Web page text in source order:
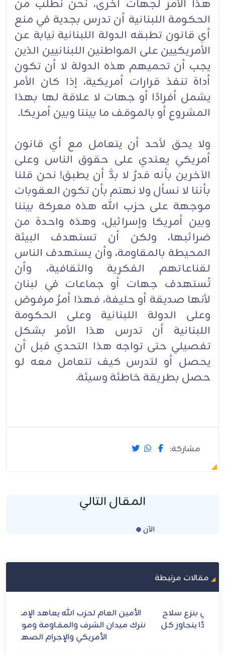
هذا الأمر لجهات أخرى، نحن نطلب من
الحكومة اللبنانية أن تدرس بجدية في منع
أي قانون تطبقه الدولة اللبنانية نيابة عن
الأمريكيين على المواطنين اللبنانيين الذين
يجب أن تحميهم هذه الدولة لا أن تكون
أداة تنفذ قرارات أمريكية، إذا كان الأمر
يشمل أفرادًا أو جهات لا علاقة لها بهذا
المشروع أو بالموقف ما بيننا وبين أمريكا.
ولا يحق لأحد أن يتعامل مع أي قانون
أمريكي يعتدي على حقوق الناس وعلى
الآخرين بأنه قدرٌ لا بدَّ أن يطبق! نحن قلنا
بأننا لا نسأل ولا نهتم بأن تكون العقوبات
موجهة على حزب الله هذه معركة بيننا
وبين أمريكا وإسرائيل، وهذه واحدة من
ضرائبها، ولكن أن تستهدف البيئة
المحيطة بالمقاومة، وأن يستهدف الناس
لقناعاتهم الفكرية والثقافية، وأن
تُستهدف جهات أو جماعات في لبنان
لأنها صديقة أو حليفة، فهذا أمرٌ مرفوض
وعلى الدولة اللبنانية وعلى الحكومة
اللبنانية أن تدرس هذا الأمر بشكل
تفصيلي حتى تواجه هذا التحدي قبل أن
يحصل أو لتدرس كيف تتعامل معه لو
حصل بطريقة خاطئة وسيئة.
مشاركة:
المقال التالي
الآن Loading...
مقالات مرتبطة
الأمين العام لحزب الله يعاهد الإمام الشهيد: لن
نترك ميدان الشرف والمقـاومة ومواجهة الطاغوت
الأمريكي والإجرام الصهيوني